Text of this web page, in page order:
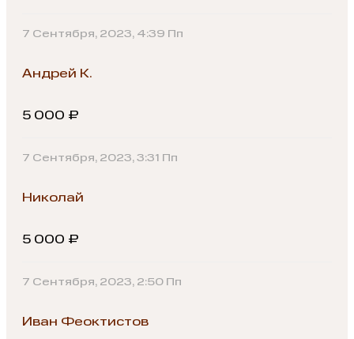
7 Сентября, 2023, 4:39 Пп
Андрей К.
5 000 ₽
7 Сентября, 2023, 3:31 Пп
Николай
5 000 ₽
7 Сентября, 2023, 2:50 Пп
Иван Феоктистов